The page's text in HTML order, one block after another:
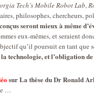
Tech’s Mobile Robot Lab,
philosophes, chercheurs,
seront mieux à même
eux-mêmes, et seraient
qu’il poursuit en tant que
technologie, et l’obligation
sur La thèse du Dr Ronald
…